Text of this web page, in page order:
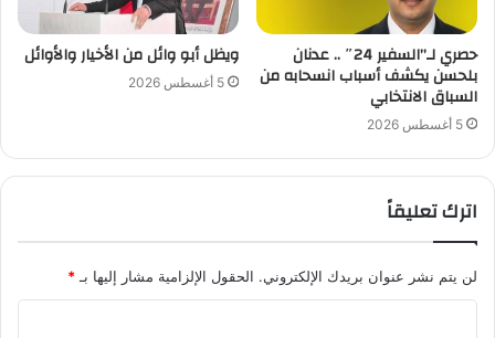
حصري لـ”السفير 24″ .. عدنان
بلحسن يكشف أسباب انسحابه من
السباق الانتخابي
5 أغسطس 2026
ويظل أبو وائل من الأخيار والأوائل
5 أغسطس 2026
اترك تعليقاً
لن يتم نشر عنوان بريدك الإلكتروني. الحقول الإلزامية مشار إليها بـ *